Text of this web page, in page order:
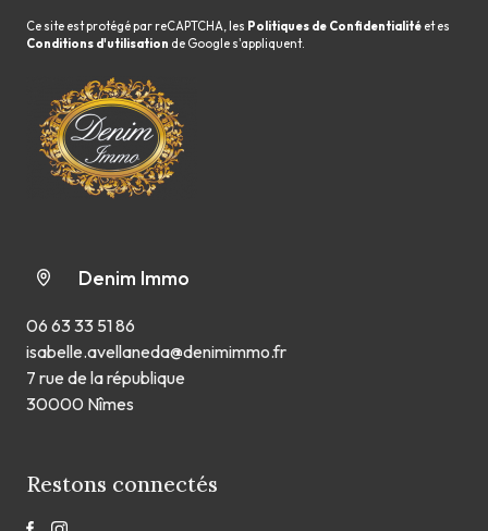
Ce site est protégé par reCAPTCHA, les Politiques de Confidentialité et es
Conditions d'utilisation de Google s'appliquent.
Denim Immo
06 63 33 51 86
isabelle.avellaneda@denimimmo.fr
7 rue de la république
30000 Nîmes
Restons connectés